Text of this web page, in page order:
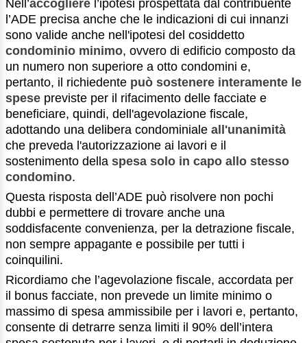
Nell’accogliere l’ipotesi prospettata dal contribuente
l’ADE precisa anche che le indicazioni di cui innanzi
sono valide anche nell'ipotesi del cosiddetto
condominio minimo, ovvero di edificio composto da
un numero non superiore a otto condomini e,
pertanto, il richiedente può sostenere interamente le
spese previste per il rifacimento delle facciate e
beneficiare, quindi, dell'agevolazione fiscale,
adottando una delibera condominiale all'unanimità
che preveda l'autorizzazione ai lavori e il
sostenimento della spesa solo in capo allo stesso
condomino.
Questa risposta dell’ADE può risolvere non pochi
dubbi e permettere di trovare anche una
soddisfacente convenienza, per la detrazione fiscale,
non sempre appagante e possibile per tutti i
coinquilini.
Ricordiamo che l’agevolazione fiscale, accordata per
il bonus facciate, non prevede un limite minimo o
massimo di spesa ammissibile per i lavori e, pertanto,
consente di detrarre senza limiti il 90% dell’intera